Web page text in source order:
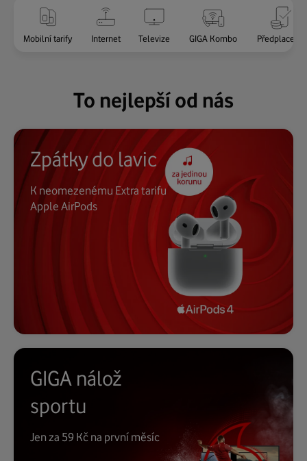
Mobilní tarify Internet Televize GIGA Kombo Předplacenka
To nejlepší od nás
Zpátky do lavic
K neomezenému Extra tarifu
Apple AirPods
GIGA nálož
sportu
Jen za 59 Kč na první měsíc